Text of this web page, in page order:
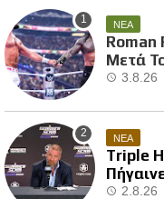
ΝΕΑ
Roman
Μετά
3.8.26
ΝΕΑ
Triple
2.8.26